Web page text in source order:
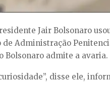
Jair Bolsonaro
de Administração
Bolsonaro admite a avaria.
disse ele,